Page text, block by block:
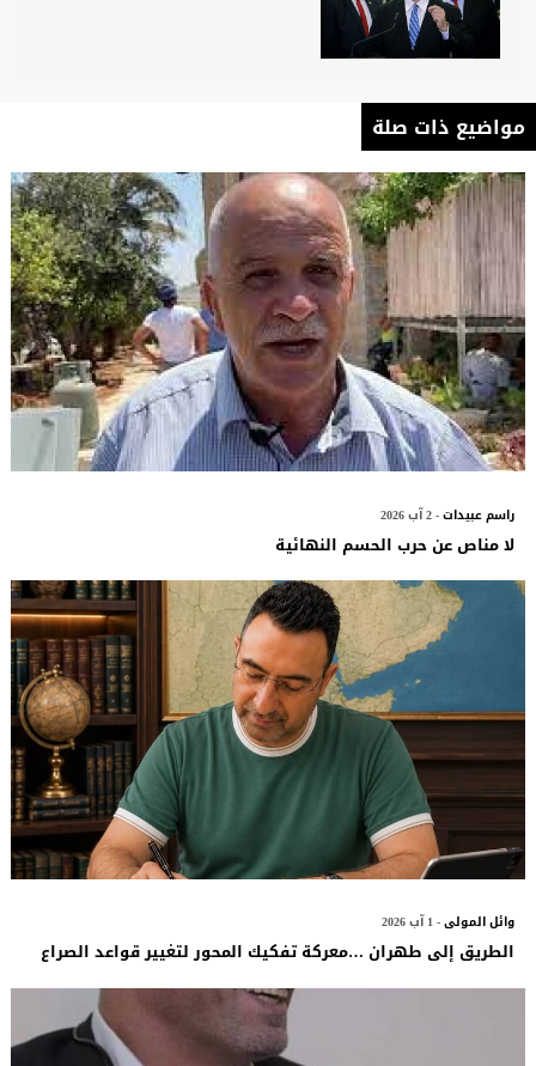
مواضيع ذات صلة
راسم عبيدات- 2 آب 2026
لا مناص عن حرب الحسم النهائية
وائل المولى- 1 آب 2026
الطريق إلى طهران …معركة تفكيك المحور لتغيير قواعد الصراع